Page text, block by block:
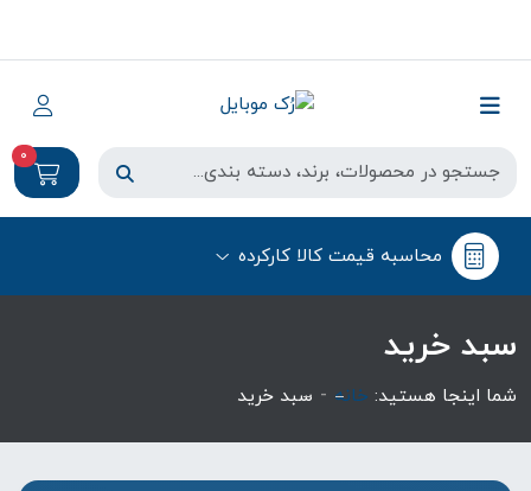
0
محاسبه قیمت کالا کارکرده
سبد خرید
شما اینجا هستید: خانه - سبد خرید